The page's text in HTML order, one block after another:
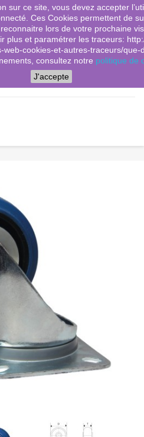
shopping_cart (0)

sur ce site, vous devez accepter
Ces Cookies permettent de
lors de votre prochaine
plus et paramétrer les traceurs:
web-cookies-et-autres-traceurs/que-
consultez notre politique de
J'accepte